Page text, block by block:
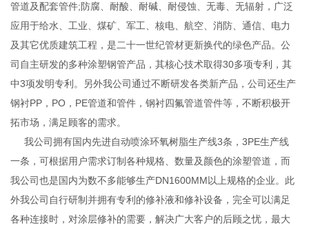
管道及配套管件;防腐、耐酸、耐碱、耐侵蚀、无毒、无辐射，广泛
应用于给水、工业、煤矿、军工、核电、航空、消防、通信、电力
及其它优质建筑工程，是二十一世纪管材更新换代的绿色产品。公
司自主研发的多种涂塑钢管产品，其核心技术取得30多项专利，其
中3项发明专利。另外我公司通过不断研发各类新产品，公司还生产
钢衬PP，PO，PE管道和管件，钢衬四氟管道管件等，不断积极开
拓市场，满足顾客的需求。
我公司拥有国内先进自动喷涂环氧树脂生产线3条，3PE生产线
一条，可根据用户需求订制各种规格、数量及颜色的涂塑管道，而
我公司也是国内为数不多能够生产DN1600MM以上规格的企业。此
外我公司自行研制并拥有专利的修补液和修补设备，完全可以满足
各种连接时，对涂层修补的需要，解决广大客户的后顾之忧，最大